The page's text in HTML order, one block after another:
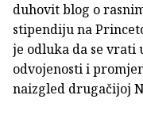
duhovit blog o
stipendiju na
je odluka da se
odvojenosti i
naizgled drugačijoj